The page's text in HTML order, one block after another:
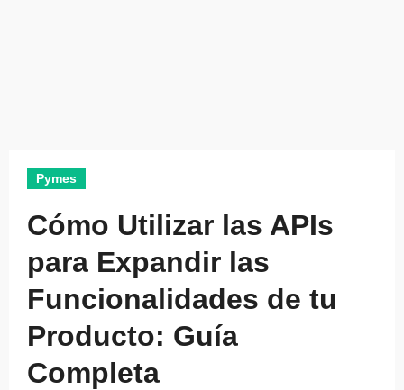
Pymes
Cómo Utilizar las APIs
para Expandir las
Funcionalidades de tu
Producto: Guía
Completa